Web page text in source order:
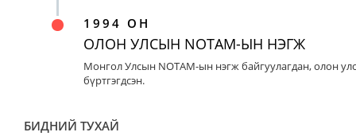
1994 ОН
ОЛОН УЛСЫН NOTAM-ЫН НЭГЖ
Монгол Улсын NOTAM-ын нэгж байгуулагдан, олон
бүртгэгдсэн.
БИДНИЙ ТУХАЙ